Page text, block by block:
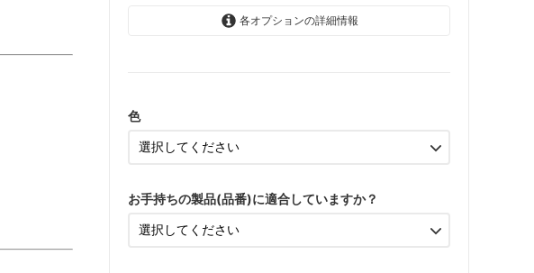
各オプションの詳細情報
色
お手持ちの製品(品番)に適合していますか？